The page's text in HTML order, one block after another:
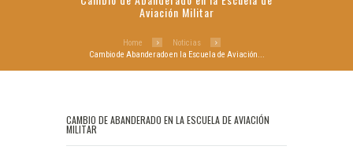
Aviación Militar
Home
Noticias
Cambio de Abanderado en la Escuela de Aviación...
CAMBIO DE ABANDERADO EN LA ESCUELA DE AVIACIÓN
MILITAR